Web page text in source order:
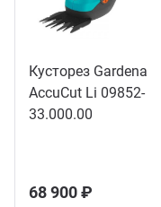
Кусторез Gardena
AccuCut Li 09852-
33.000.00
68 900 ₽